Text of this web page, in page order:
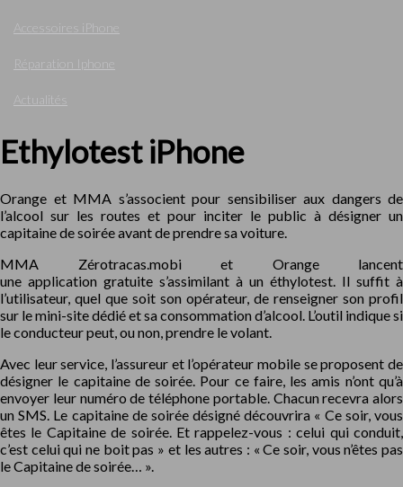
Accessoires iPhone
Réparation Iphone
Actualités
Ethylotest iPhone
Orange et MMA s’associent pour sensibiliser aux dangers de
l’alcool sur les routes et pour inciter le public à désigner un
capitaine de soirée avant de prendre sa voiture.
MMA Zérotracas.mobi et Orange lancent
une application gratuite s’assimilant à un éthylotest. Il suffit à
l’utilisateur, quel que soit son opérateur, de renseigner son profil
sur le mini-site dédié et sa consommation d’alcool. L’outil indique si
le conducteur peut, ou non, prendre le volant.
Avec leur service, l’assureur et l’opérateur mobile se proposent de
désigner le capitaine de soirée. Pour ce faire, les amis n’ont qu’à
envoyer leur numéro de téléphone portable. Chacun recevra alors
un SMS. Le capitaine de soirée désigné découvrira « Ce soir, vous
êtes le Capitaine de soirée. Et rappelez-vous : celui qui conduit,
c’est celui qui ne boit pas » et les autres : « Ce soir, vous n’êtes pas
le Capitaine de soirée… ».